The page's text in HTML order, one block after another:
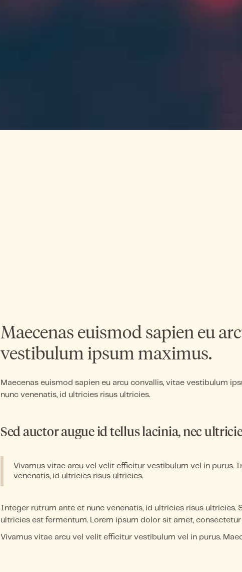
Maecenas euismod sapien eu
vestibulum ipsum maximus.
Maecenas euismod sapien eu arcu convallis, vitae vestibulum
nunc venenatis, id ultricies risus ultricies.
Sed auctor augue id tellus lacinia, nec
Vivamus vitae arcu vel velit efficitur vestibulum vel in purus.
venenatis, id ultricies risus ultricies.
Integer rutrum ante et nunc venenatis, id ultricies risus ultricies.
ultricies est fermentum. Lorem ipsum dolor sit amet,
Vivamus vitae arcu vel velit efficitur vestibulum vel in purus.